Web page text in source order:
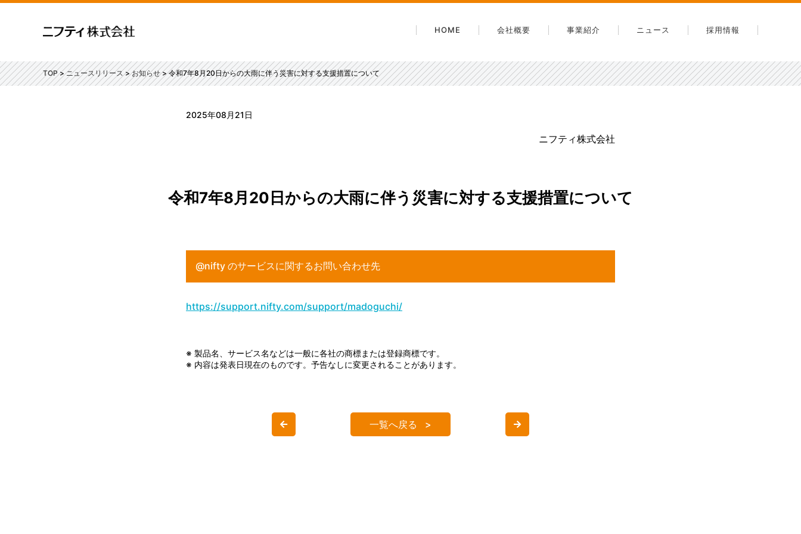
HOME 会社概要
沿革
アクセスマップ
事業紹介 ニュース 採用情報
TOP ニュースリリース お知らせ 令和7年8月20日からの大雨に伴う災害に対する支援措置について
2025年08月21日
ニフティ株式会社
令和7年8月20日からの大雨に伴う災害に対する支援措置について
@nifty のサービスに関するお問い合わせ先
https://support.nifty.com/support/madoguchi/
※ 製品名、サービス名などは一般に各社の商標または登録商標です。
※ 内容は発表日現在のものです。予告なしに変更されることがあります。
一覧へ戻る